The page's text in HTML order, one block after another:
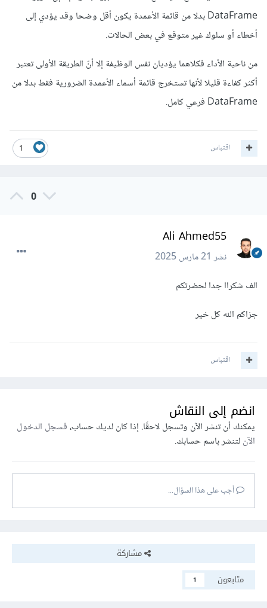
DataFrame بدلا من قائمة الأعمدة يكون أقل وضحا وقد يؤدي إلى
أخطاء أو سلوك غير متوقع في بعض الحالات.
من ناحية الأداء فكلاهما يؤديان نفس الوظيفة إلا أنّ الطريقة الأولى تعتبر
أكثر كفاءة قليلا لأنها تستخرج قائمة أسماء الأعمدة الضرورية فقط بدلا من
DataFrame فرعي كامل.
1 اقتباس
0
Ali Ahmed55
نشر21 مارس 2025
الف شكراا جدا لحضرتكم
جزاكم الله كل خير
اقتباس
انضم إلى النقاش
يمكنك أن تنشر الآن وتسجل لاحقًا. إذا كان لديك حساب،فسجل الدخول
الآنلتنشر باسم حسابك.
أجب على هذا السؤال...
مشاركة
متابعون
1